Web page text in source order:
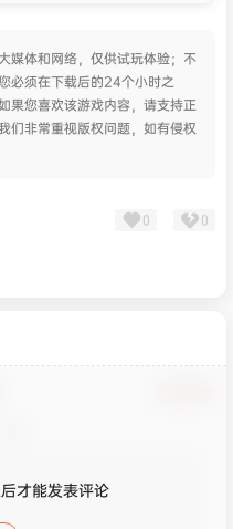
媒体和网络，仅供试玩体验；不
必须在下载后的24个小时之
果您喜欢该游戏内容，请支持正
们非常重视版权问题，如有侵权
0 0
才能发表评论